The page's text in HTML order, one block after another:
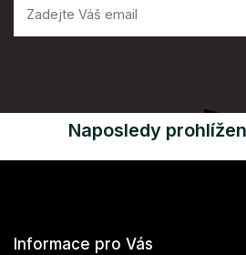
Naposledy
Informace pro Vás